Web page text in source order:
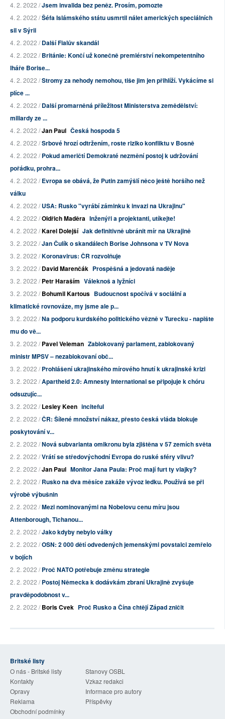
4. 2. 2022 /Jsem invalida bez peněz. Prosím, pomozte
4. 2. 2022 /Šéfa Islámského státu usmrtil nálet amerických speciálních
sil v Sýrii
4. 2. 2022 /Další Fialův skandál
4. 2. 2022 /Británie: Končí už konečně premiérství nekompetentního
lháře Borise...
4. 2. 2022 /Stromy za nehody nemohou, tiše jim jen přihlíží. Vykácíme si
plíce ...
4. 2. 2022 /Další promarněná příležitost Ministerstva zemědělství:
miliardy ze ...
4. 2. 2022 /Jan Paul Česká hospoda 5
4. 2. 2022 /Srbové hrozí odtržením, roste riziko konfliktu v Bosně
4. 2. 2022 /Pokud američtí Demokraté nezmění postoj k udržování
pořádku, prohra...
4. 2. 2022 /Evropa se obává, že Putin zamýšlí něco ještě horšího než
válku
4. 2. 2022 /USA: Rusko "vyrábí záminku k invazi na Ukrajinu"
4. 2. 2022 /Oldřich Maděra Inženýři a projektanti, utíkejte!
4. 2. 2022 /Karel Dolejší Jak definitivně ubránit mír na Ukrajině
3. 2. 2022 /Jan Čulík o skandálech Borise Johnsona v TV Nova
3. 2. 2022 /Koronavirus: ČR rozvolňuje
3. 2. 2022 /David Marenčák Prospěšná a jedovatá naděje
3. 2. 2022 /Petr Haraším Váleknoš a lyžníci
3. 2. 2022 /Bohumil Kartous Budoucnost spočívá v sociální a
klimatické rovnováze, my jsme ale p...
3. 2. 2022 /Na podporu kurdského politického vězně v Turecku - napište
mu do vě...
3. 2. 2022 /Pavel Veleman Zablokovaný parlament, zablokovaný
ministr MPSV – nezablokovaní obč...
3. 2. 2022 /Prohlášení ukrajinského mírového hnutí k ukrajinské krizi
3. 2. 2022 /Apartheid 2.0: Amnesty International se připojuje k chóru
odsuzujíc...
3. 2. 2022 /Lesley Keen inciteful
2. 2. 2022 /ČR: Šílené množství nákaz, přesto česká vláda blokuje
poskytování v...
2. 2. 2022 /Nová subvarianta omikronu byla zjištěna v 57 zemích světa
2. 2. 2022 /Vrátí se středovýchodní Evropa do ruské sféry vlivu?
2. 2. 2022 /Jan Paul Monitor Jana Paula: Proč mají furt ty vlajky?
2. 2. 2022 /Rusko na dva měsíce zakáže vývoz ledku. Používá se při
výrobě výbušnin
2. 2. 2022 /Mezi nominovanými na Nobelovu cenu míru jsou
Attenborough, Tichanou...
2. 2. 2022 /Jako kdyby nebylo války
2. 2. 2022 /OSN: 2 000 dětí odvedených jemenskými povstalci zemřelo
v bojích
2. 2. 2022 /Proč NATO potřebuje změnu strategie
2. 2. 2022 /Postoj Německa k dodávkám zbraní Ukrajině zvyšuje
pravděpodobnost v...
2. 2. 2022 /Boris Cvek Proč Rusko a Čína chtějí Západ zničit
Britské listy
O nás - Britské listy
Stanovy OSBL
Kontakty
Vzkaz redakci
Opravy
Informace pro autory
Reklama
Příspěvky
Obchodní podmínky